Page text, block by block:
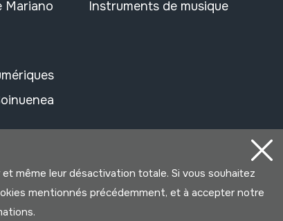
Mariano
Instruments de musique
même leur désactivation totale. Si vous souhaitez
mentionnés précédemment, et à accepter notre